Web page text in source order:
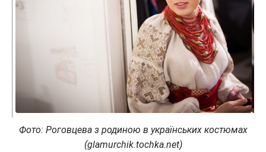
Фото: Роговцева з родиною в українських костюмах
(glamurchik.tochka.net)